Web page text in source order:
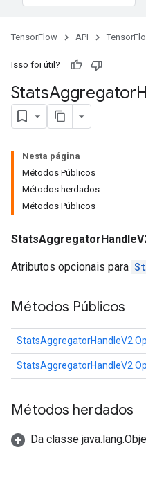
TensorFlow API
Isso foi útil?
StatsAggregator
Nesta página
Métodos Públicos
Métodos herdados
Métodos Públicos
Atributos opcionais para
Métodos Públicos
Métodos herdados
Da classe